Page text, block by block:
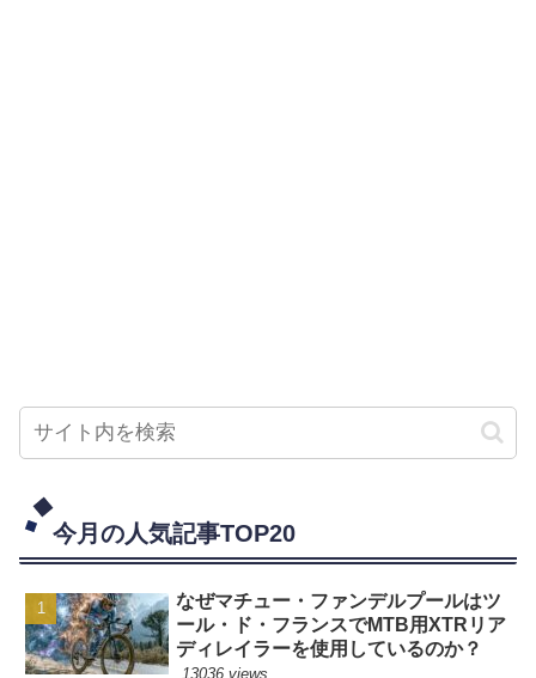
今月の人気記事TOP20
なぜマチュー・ファンデルプールはツ
ール・ド・フランスでMTB用XTRリア
ディレイラーを使用しているのか？
13036 views